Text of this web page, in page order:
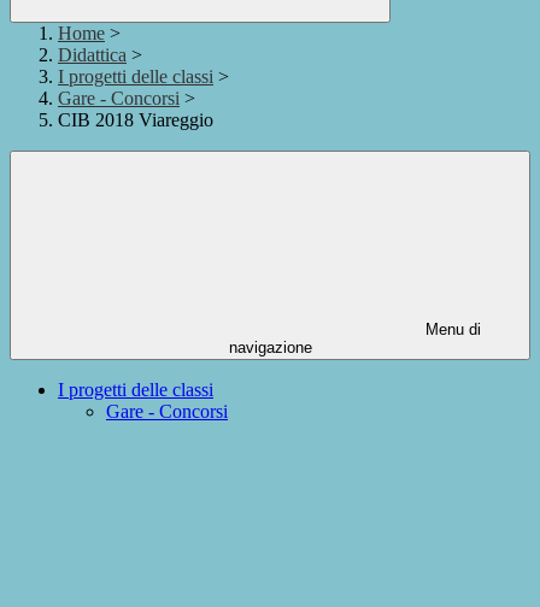
Home >
Didattica >
I progetti delle classi >
Gare - Concorsi >
CIB 2018 Viareggio
Menu di
navigazione
I progetti delle classi
Gare - Concorsi